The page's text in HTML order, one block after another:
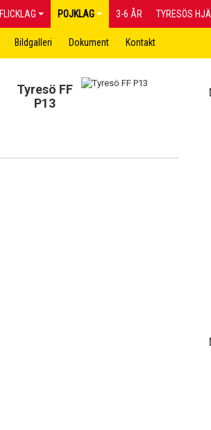
FLICKLAG POJKLAG 3-6 ÅR TYRESÖS
Bildgalleri Dokument Kontakt
Tyresö FF
P13